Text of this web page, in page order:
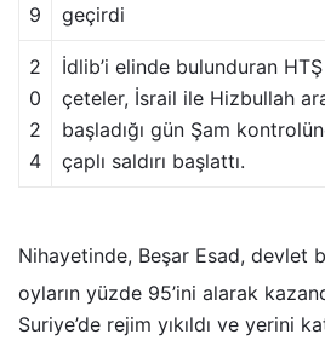
9
geçirdi
2
0
2
4
İdlib’i elinde bulunduran
çeteler, İsrail ile Hizbullah
başladığı gün Şam
çaplı saldırı başlattı.
Nihayetinde, Beşar Esad, devlet
oyların yüzde 95’ini alarak
Suriye’de rejim yıkıldı ve yerini